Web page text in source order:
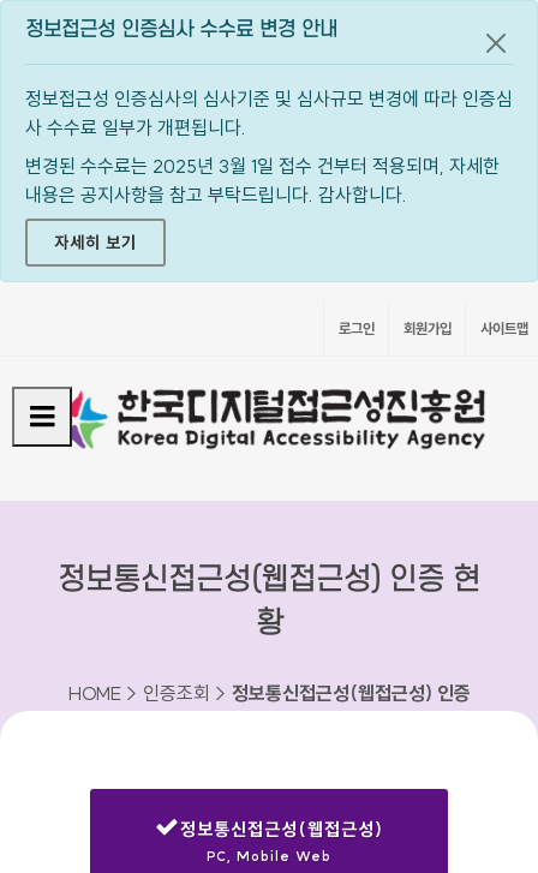
정보접근성 인증심사 수수료 변경 안내
정보접근성 인증심사의 심사기준 및 심사규모 변경에 따라 인증심
사 수수료 일부가 개편됩니다.
변경된 수수료는 2025년 3월 1일 접수 건부터 적용되며, 자세한
내용은 공지사항을 참고 부탁드립니다. 감사합니다.
자세히 보기
공지
로그인 회원가입 사이트맵
정보통신접근성(웹접근성) 인증 현
황
HOME > 인증조회 > 정보통신접근성(웹접근성) 인증
정보통신접근성(웹접근성)
PC, Mobile Web